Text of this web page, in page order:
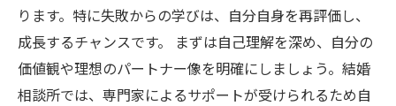
ります。特に失敗からの学びは、自分自身を再評価し、
成長するチャンスです。 まずは自己理解を深め、自分の
価値観や理想のパートナー像を明確にしましょう。結婚
相談所では、専門家によるサポートが受けられるため自